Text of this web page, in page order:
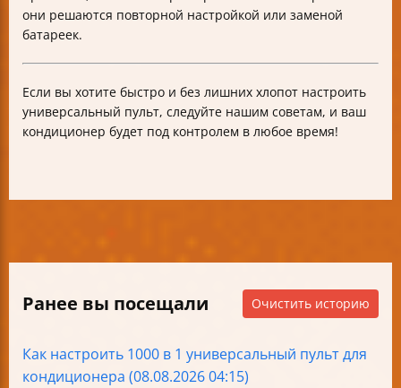
они решаются повторной настройкой или заменой
батареек.
Если вы хотите быстро и без лишних хлопот настроить
универсальный пульт, следуйте нашим советам, и ваш
кондиционер будет под контролем в любое время!
Ранее вы посещали Очистить историю
Как настроить 1000 в 1 универсальный пульт для
кондиционера (08.08.2026 04:15)